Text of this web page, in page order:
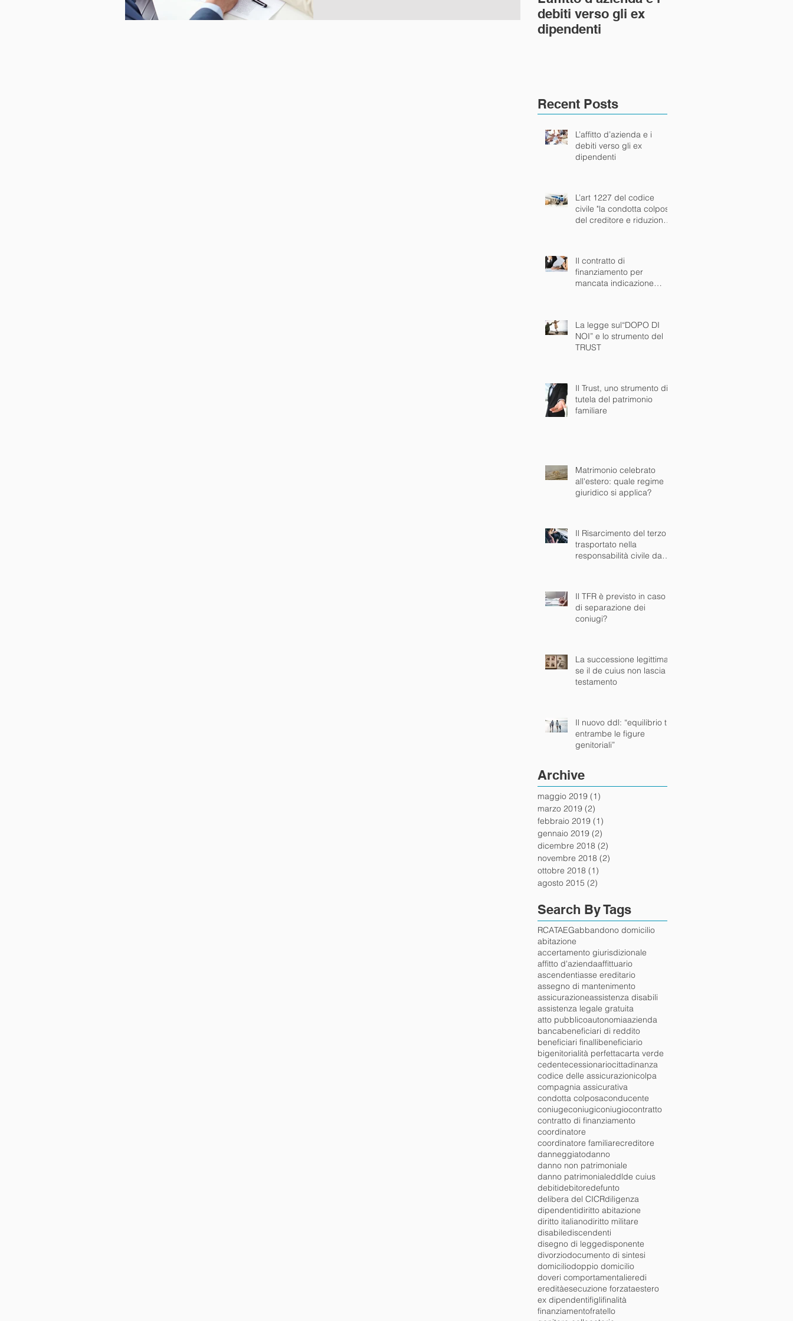
debiti verso gli ex
dipendenti
Recent Posts
L’affitto d’azienda e i
debiti verso gli ex
dipendenti
L’art 1227 del codice
civile "la condotta colposa
del creditore e riduzione
Il contratto di
finanziamento per
mancata indicazione
La legge sul“DOPO DI
NOI” e lo strumento del
TRUST
Il Trust, uno strumento di
tutela del patrimonio
familiare
Matrimonio celebrato
all'estero: quale regime
giuridico si applica?
Il Risarcimento del terzo
trasportato nella
responsabilità civile da
Il TFR è previsto in caso
di separazione dei
coniugi?
La successione legittima :
se il de cuius non lascia
testamento
Il nuovo ddl: “equilibrio tra
entrambe le figure
genitoriali”
Archive
maggio 2019 (1)
marzo 2019 (2)
febbraio 2019 (1)
gennaio 2019 (2)
dicembre 2018 (2)
novembre 2018 (2)
ottobre 2018 (1)
agosto 2015 (2)
Search By Tags
RCATAEGabbandono domicilio
abitazione
accertamento giurisdizionale
affitto d'aziendaaffittuario
ascendentiasse ereditario
assegno di mantenimento
assicurazioneassistenza disabili
assistenza legale gratuita
atto pubblicoautonomiaazienda
bancabeneficiari di reddito
beneficiari finallibeneficiario
bigenitorialità perfettacarta verde
cedentecessionariocittadinanza
codice delle assicurazionicolpa
compagnia assicurativa
condotta colposaconducente
coniugeconiugiconiugiocontratto
contratto di finanziamento
coordinatore
coordinatore familiarecreditore
danneggiatodanno
danno non patrimoniale
danno patrimonialeddlde cuius
debitidebitoredefunto
delibera del CICRdiligenza
dipendentidiritto abitazione
diritto italianodiritto militare
disabilediscendenti
disegno di leggedisponente
divorziodocumento di sintesi
domiciliodoppio domicilio
doveri comportamentalieredi
ereditàesecuzione forzataestero
ex dipendentifiglifinalità
finanziamentofratello